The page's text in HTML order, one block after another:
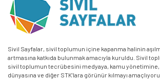
Sivil Sayfalar, sivil toplumun içine kapanma halinin
artmasına katkıda bulunmak amacıyla kuruldu. Sivil
sivil toplumun tecrübesini medyaya, kamu
dünyasına ve diğer STK’lara görünür kılmayı